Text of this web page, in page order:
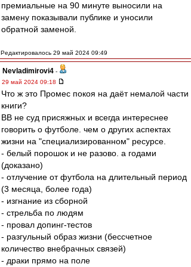
премиальные на 90 минуте выносили на
замену показывали публике и уносили
обратной заменой.
Редактировалось 29 май 2024 09:49
Nevladimirovi4 -
29 май 2024 09:18
Что ж это Промес покоя на даёт немалой части
книги?
ВВ не суд присяжных и всегда интереснее
говорить о футболе. чем о других аспектах
жизни на "специализированном" ресурсе.
- белый порошок и не разово. а годами
(доказано)
- отлучение от футбола на длительный период
(3 месяца, более года)
- изгнание из сборной
- стрельба по людям
- провал допинг-тестов
- разгульный образ жизни (бессчетное
количество внебрачных связей)
- драки прямо на поле